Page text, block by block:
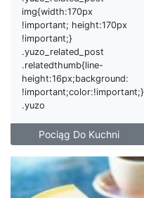
img{width:170px
!important; height:170px
!important;}
.yuzo_related_post
.relatedthumb{line-
height:16px;background:
!important;color:!important;}
.yuzo
Pociąg Do Kuchni